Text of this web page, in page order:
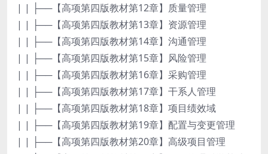
| | ├──【高项第四版教材第12章】质量管理
| | ├──【高项第四版教材第13章】资源管理
| | ├──【高项第四版教材第14章】沟通管理
| | ├──【高项第四版教材第15章】风险管理
| | ├──【高项第四版教材第16章】采购管理
| | ├──【高项第四版教材第17章】干系人管理
| | ├──【高项第四版教材第18章】项目绩效域
| | ├──【高项第四版教材第19章】配置与变更管理
| | ├──【高项第四版教材第20章】高级项目管理